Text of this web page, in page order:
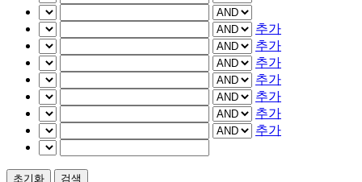
추가
추가
추가
추가
추가
추가
추가